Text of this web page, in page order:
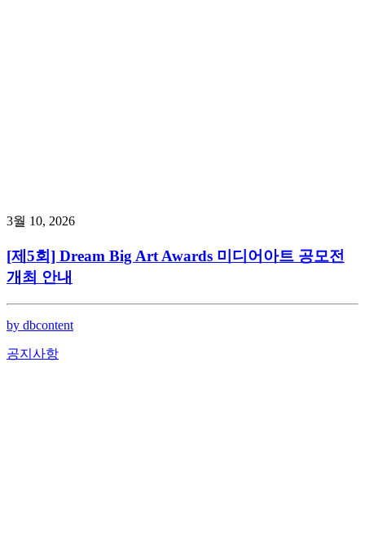
3월 10, 2026
[제5회] Dream Big Art Awards 미디어아트 공모전
개최 안내
by dbcontent
공지사항